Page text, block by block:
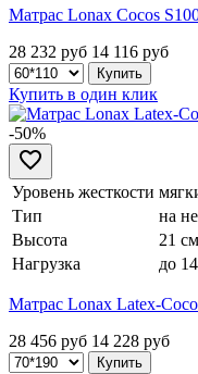
Матрас Lonax Cocos
28 232 руб 14 116 руб
Купить в один клик
-50%
Уровень жесткости
Тип
на
Высота
21 см
Нагрузка
до
Матрас Lonax Latex-
28 456 руб 14 228 руб